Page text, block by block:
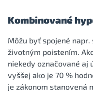
Kombinované
Môžu byť spojené
životným poistením.
niekedy označované aj
vyššej ako je 70 %
je zákonom stanovená